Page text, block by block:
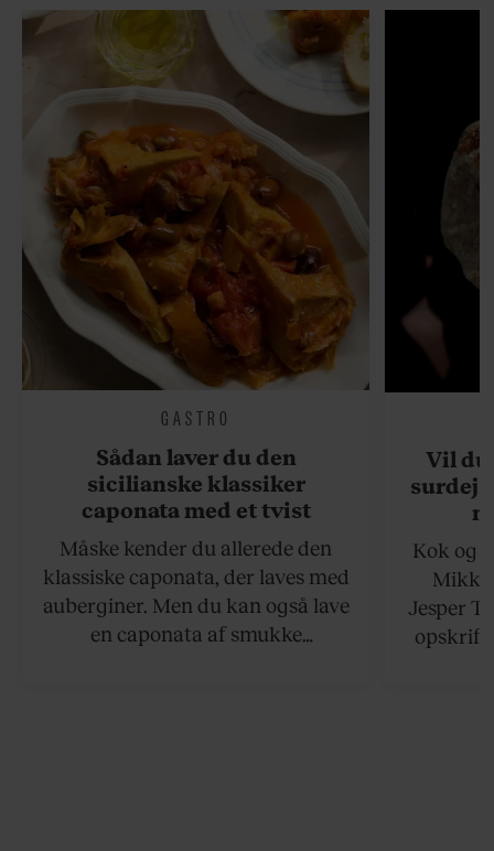
GASTRO
Sådan laver du den
sicilianske klassiker
caponata med et tvist
Måske kender du allerede den
klassiske caponata, der laves med
auberginer. Men du kan også lave
en caponata af smukke
Vil du
Kok og
Jesper
opskrift